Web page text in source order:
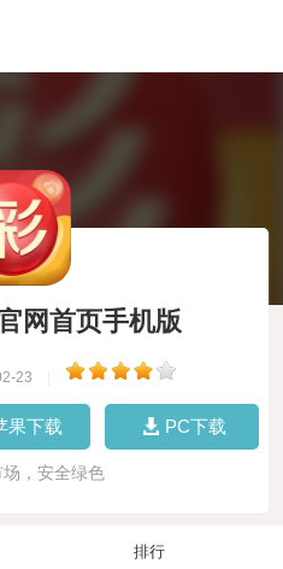
网首页手机版
23
果下载 PC下载
，安全绿色
排行